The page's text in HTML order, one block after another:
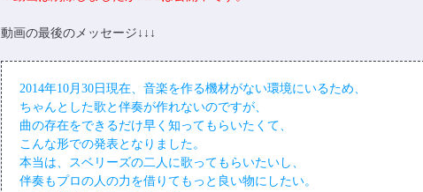
動画の最後のメッセージ↓↓↓
2014年10月30日現在、音楽を作る機材がない環境にいるため、
ちゃんとした歌と伴奏が作れないのですが、
曲の存在をできるだけ早く知ってもらいたくて、
こんな形での発表となりました。
本当は、スベリーズの二人に歌ってもらいたいし、
伴奏もプロの人の力を借りてもっと良い物にしたい。